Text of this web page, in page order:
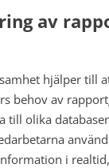
av
hjälper till
behov av
till olika
i